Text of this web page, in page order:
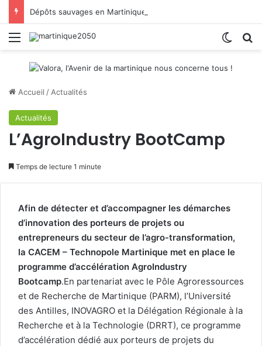
Menu
Accueil / Actualités
Actualités
L’AgroIndustry BootCamp
Temps de lecture 1 minute
Afin de détecter et d’accompagner les démarches
d’innovation des porteurs de projets ou
entrepreneurs du secteur de l’agro-transformation,
la CACEM – Technopole Martinique met en place le
programme d’accélération AgroIndustry
Bootcamp.En partenariat avec le Pôle Agroressources
et de Recherche de Martinique (PARM), l’Université
des Antilles, INOVAGRO et la Délégation Régionale à la
Recherche et à la Technologie (DRRT), ce programme
d’accélération dédié aux porteurs de projets du